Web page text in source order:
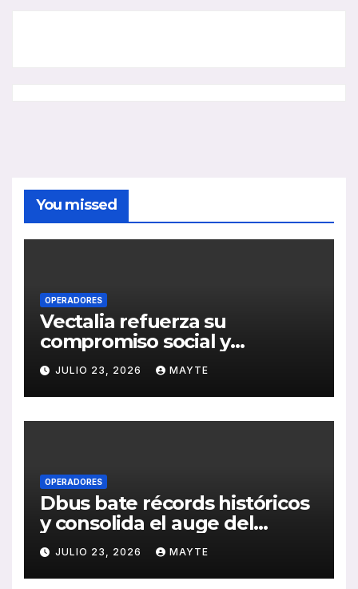
You missed
OPERADORES
Vectalia refuerza su
compromiso social y
medioambiental con la
publicación de su Memoria
de RSC 2025
JULIO 23, 2026 MAYTE
OPERADORES
Dbus bate récords históricos
y consolida el auge del
transporte público en San
Sebastián
JULIO 23, 2026 MAYTE